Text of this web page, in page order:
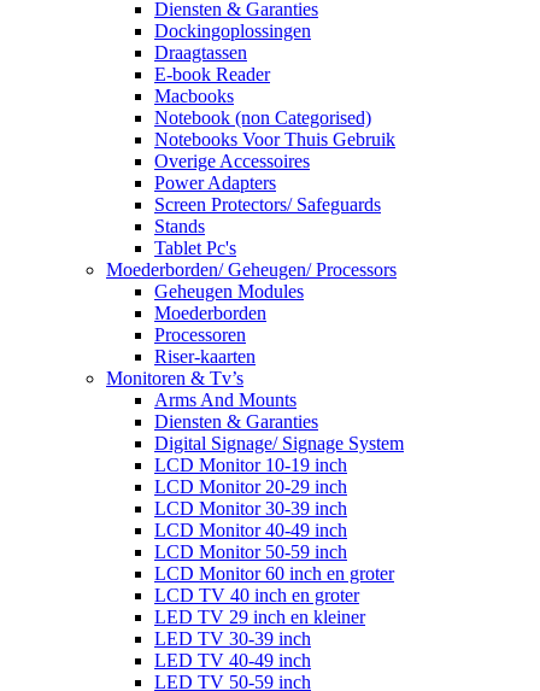
Diensten & Garanties
Dockingoplossingen
Draagtassen
E-book Reader
Macbooks
Notebook (non Categorised)
Notebooks Voor Thuis Gebruik
Overige Accessoires
Power Adapters
Screen Protectors/ Safeguards
Stands
Tablet Pc's
Moederborden/ Geheugen/ Processors
Geheugen Modules
Moederborden
Processoren
Riser-kaarten
Monitoren & Tv’s
Arms And Mounts
Diensten & Garanties
Digital Signage/ Signage System
LCD Monitor 10-19 inch
LCD Monitor 20-29 inch
LCD Monitor 30-39 inch
LCD Monitor 40-49 inch
LCD Monitor 50-59 inch
LCD Monitor 60 inch en groter
LCD TV 40 inch en groter
LED TV 29 inch en kleiner
LED TV 30-39 inch
LED TV 40-49 inch
LED TV 50-59 inch